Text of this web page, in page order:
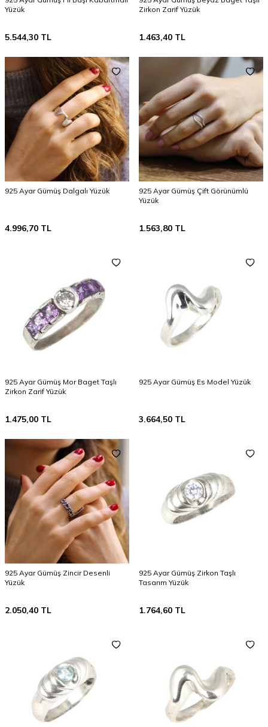
Yüzük
5.544,30 TL
Zirkon Zarif Yüzük
1.463,40 TL
925 Ayar Gümüş Dalgalı Yüzük
4.996,70 TL
925 Ayar Gümüş Çift Görünümlü
Yüzük
1.563,80 TL
925 Ayar Gümüş Mor Baget Taşlı
Zirkon Zarif Yüzük
1.475,00 TL
925 Ayar Gümüş Es Model Yüzük
3.664,50 TL
925 Ayar Gümüş Zincir Desenli
Yüzük
2.050,40 TL
925 Ayar Gümüş Zirkon Taşlı
Tasarım Yüzük
1.764,60 TL